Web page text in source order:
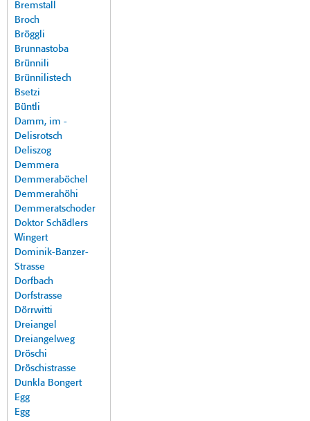
Bremstall
Broch
Bröggli
Brunnastoba
Brünnili
Brünnilistech
Bsetzi
Büntli
Damm, im -
Delisrotsch
Deliszog
Demmera
Demmeraböchel
Demmerahöhi
Demmeratschoder
Doktor Schädlers
Wingert
Dominik-Banzer-
Strasse
Dorfbach
Dorfstrasse
Dörrwitti
Dreiangel
Dreiangelweg
Dröschi
Dröschistrasse
Dunkla Bongert
Egg
Egg